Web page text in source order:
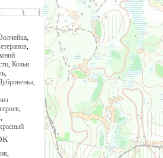
,
,
, Козьи
,
,
,
,
,